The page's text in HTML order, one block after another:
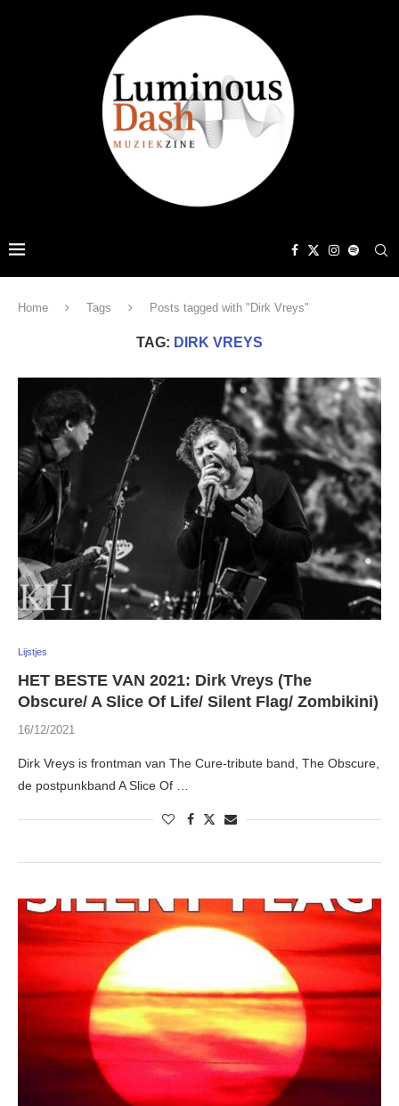
Home Tags Posts tagged with "Dirk Vreys"
TAG: DIRK VREYS
Lijstjes
HET BESTE VAN 2021: Dirk Vreys (The
Obscure/ A Slice Of Life/ Silent Flag/ Zombikini)
16/12/2021
Dirk Vreys is frontman van The Cure-tribute band, The Obscure,
de postpunkband A Slice Of …